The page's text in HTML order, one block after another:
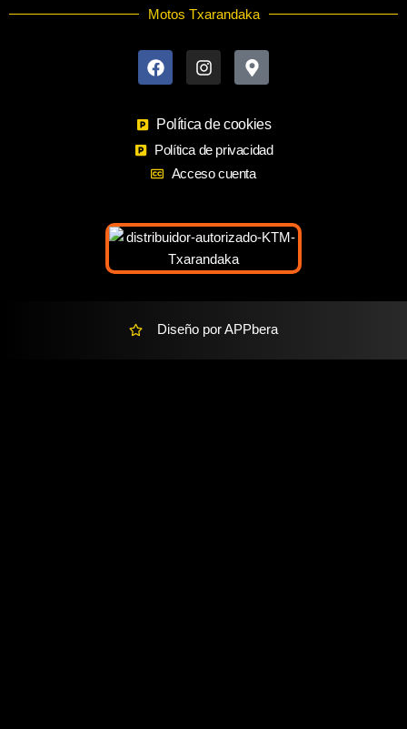
Motos Txarandaka
a
c
o
o
k
n
s
g
r
a
m
a
p
a
r
k
e
a
l
Política de cookies
Política de privacidad
Acceso cuenta
Diseño por APPbera